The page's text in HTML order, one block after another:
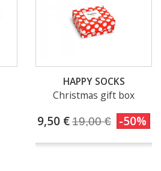
HAPPY SOCKS
Christmas gift box
9,50 €19,00 € -50%